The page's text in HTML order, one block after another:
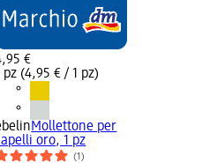
€
pz (4,95 € / 1 pz)
Mollettone per
oro, 1 pz
(1)